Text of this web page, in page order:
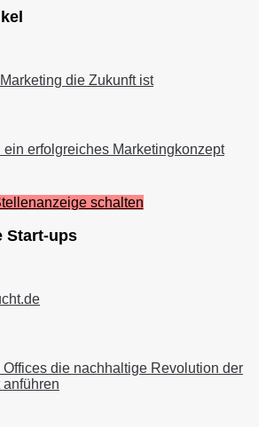
die Zukunft ist
ein erfolgreiches Marketingkonzept
schalten
Start-ups
Offices die nachhaltige Revolution der